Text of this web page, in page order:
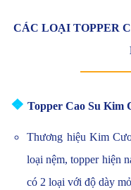
CÁC LOẠI TOPPER
❖ Topper Cao Su Kim
Thương hiệu Kim
loại nệm, topper hiện
có 2 loại với độ dày